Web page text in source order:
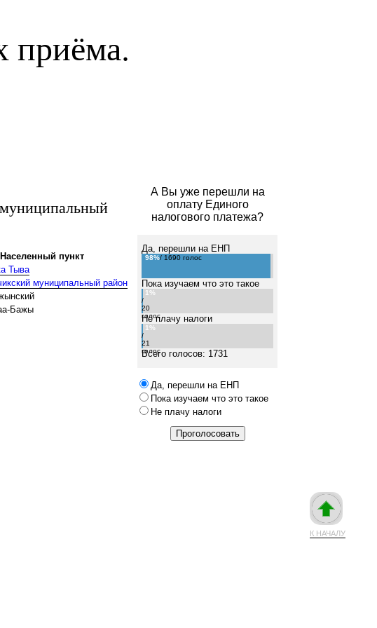
приёма.
А Вы уже перешли на
оплату Единого
налогового платежа?
Да, перешли на ЕНП
98%/ 1690 голос
Пока изучаем что это такое
1%
/
20
голос
Не плачу налоги
1%
/
21
голос
Всего голосов: 1731
Да, перешли на ЕНП
Пока изучаем что это такое
Не плачу налоги
Населенный пункт
Тыва
муниципальный район
Бажы
К НАЧАЛУ